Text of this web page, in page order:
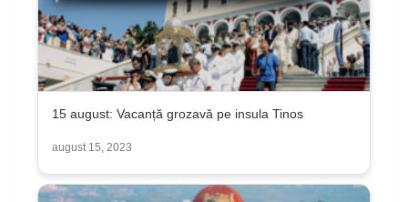
15 august: Vacanță grozavă pe insula Tinos
august 15, 2023